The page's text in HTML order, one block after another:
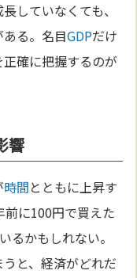
していなくても、
る。名目GDPだけ
確に把握するのが
響
時間とともに上昇す
に100円で買えた
るかもしれない。
と、経済がどれだ